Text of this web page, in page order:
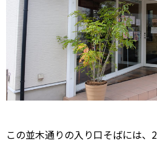
この並木通りの入り口そばには